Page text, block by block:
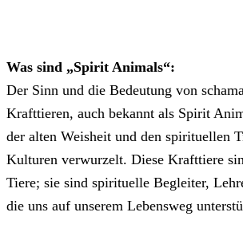
Was sind „Spirit Animals“:
Der Sinn und die Bedeutung von
Krafttieren, auch bekannt als Spirit
der alten Weisheit und den spirituellen
Kulturen verwurzelt. Diese Krafttiere
Tiere; sie sind spirituelle Begleiter,
die uns auf unserem Lebensweg